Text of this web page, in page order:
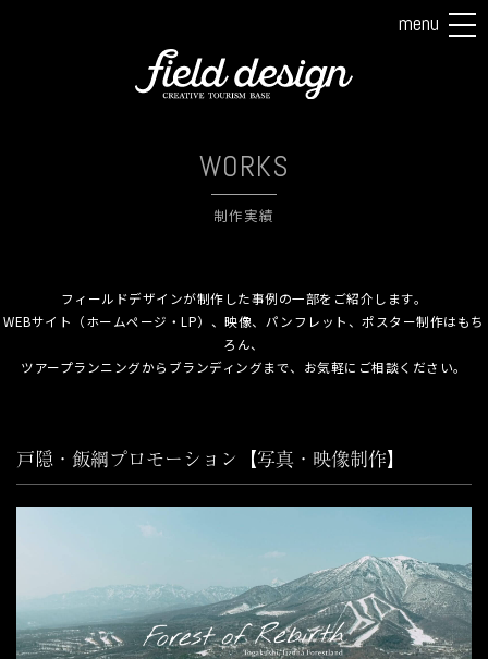
menu
WORKS
制作実績
フィールドデザインが制作した事例の一部をご紹介します。
WEBサイト（ホームページ・LP）、映像、パンフレット、ポスター制作はもち
ろん、
ツアープランニングからブランディングまで、お気軽にご相談ください。
戸隠・飯綱プロモーション【写真・映像制作】